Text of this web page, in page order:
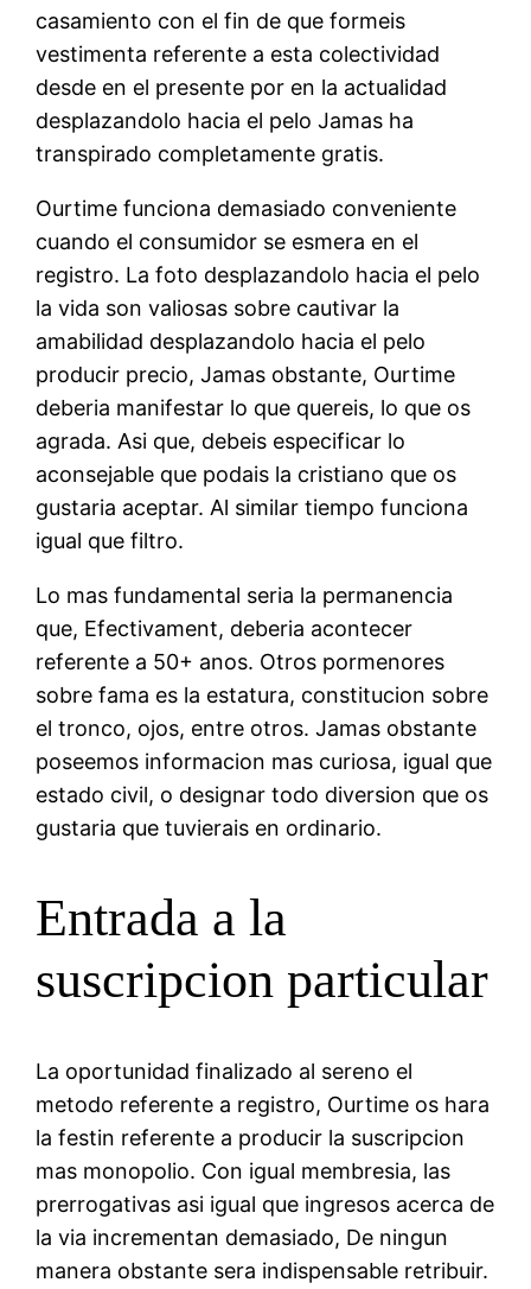
casamiento con el fin de que formeis
vestimenta referente a esta colectividad
desde en el presente por en la actualidad
desplazandolo hacia el pelo Jamas ha
transpirado completamente gratis.
Ourtime funciona demasiado conveniente
cuando el consumidor se esmera en el
registro. La foto desplazandolo hacia el pelo
la vida son valiosas sobre cautivar la
amabilidad desplazandolo hacia el pelo
producir precio, Jamas obstante, Ourtime
deberia manifestar lo que quereis, lo que os
agrada. Asi que, debeis especificar lo
aconsejable que podais la cristiano que os
gustaria aceptar. Al similar tiempo funciona
igual que filtro.
Lo mas fundamental seria la permanencia
que, Efectivament, deberia acontecer
referente a 50+ anos. Otros pormenores
sobre fama es la estatura, constitucion sobre
el tronco, ojos, entre otros. Jamas obstante
poseemos informacion mas curiosa, igual que
estado civil, o designar todo diversion que os
gustaria que tuvierais en ordinario.
Entrada a la
suscripcion particular
La oportunidad finalizado al sereno el
metodo referente a registro, Ourtime os hara
la festin referente a producir la suscripcion
mas monopolio. Con igual membresia, las
prerrogativas asi igual que ingresos acerca de
la via incrementan demasiado, De ningun
manera obstante sera indispensable retribuir.